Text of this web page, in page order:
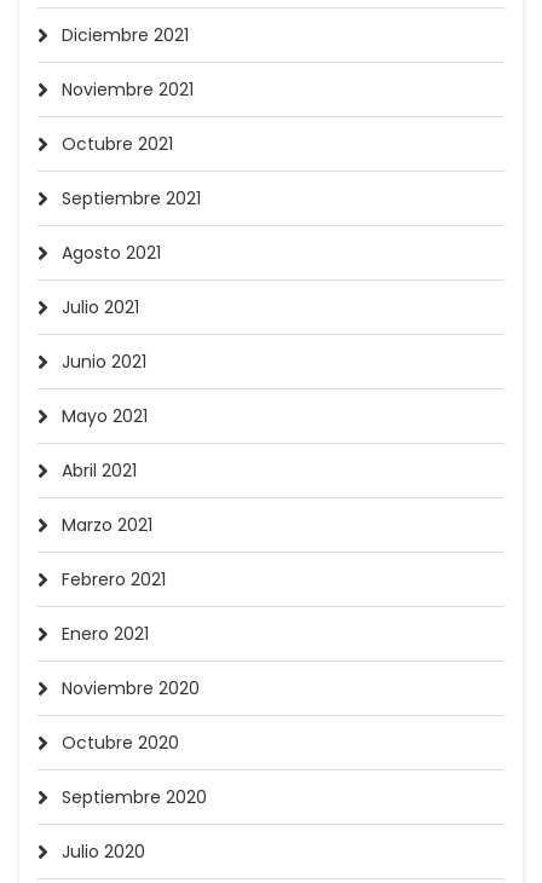
Diciembre 2021
Noviembre 2021
Octubre 2021
Septiembre 2021
Agosto 2021
Julio 2021
Junio 2021
Mayo 2021
Abril 2021
Marzo 2021
Febrero 2021
Enero 2021
Noviembre 2020
Octubre 2020
Septiembre 2020
Julio 2020